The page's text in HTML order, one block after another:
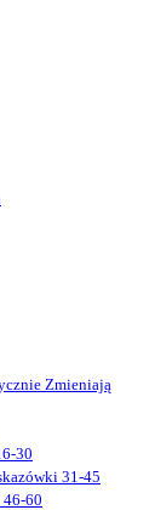
Zmieniają
30
31-45
60